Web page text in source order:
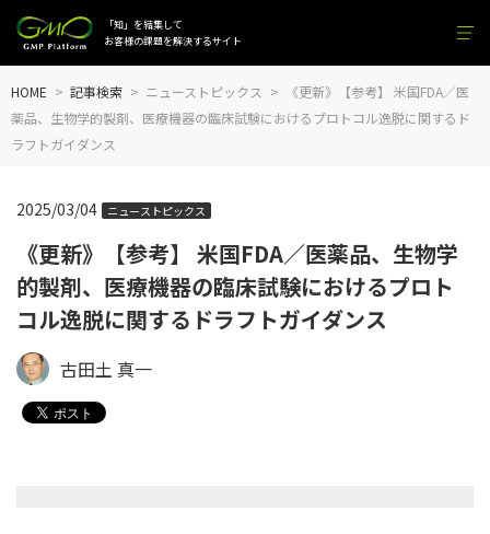
「知」を結集して
お客様の課題を解決するサイト
HOME 記事検索 ニューストピックス
《更新》【参考】 米国FDA／医
薬品、生物学的製剤、医療機器の臨床試験におけるプロトコル逸脱に関するド
ラフトガイダンス
《更新》【参考】 米国FDA／医薬品、生物学
的製剤、医療機器の臨床試験におけるプロト
コル逸脱に関するドラフトガイダンス
2025/03/04 ニューストピックス
古田土 真一